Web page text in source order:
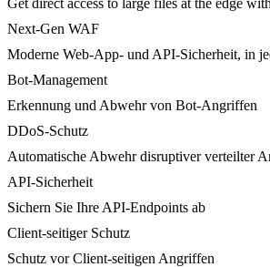
Next-Gen WAF
Moderne Web-App- und API-Sicherheit, in
Bot-Management
Erkennung und Abwehr von Bot-Angriffen
DDoS-Schutz
Automatische Abwehr disruptiver verteilter
API-Sicherheit
Sichern Sie Ihre API-Endpoints ab
Client-seitiger Schutz
Schutz vor Client-seitigen Angriffen